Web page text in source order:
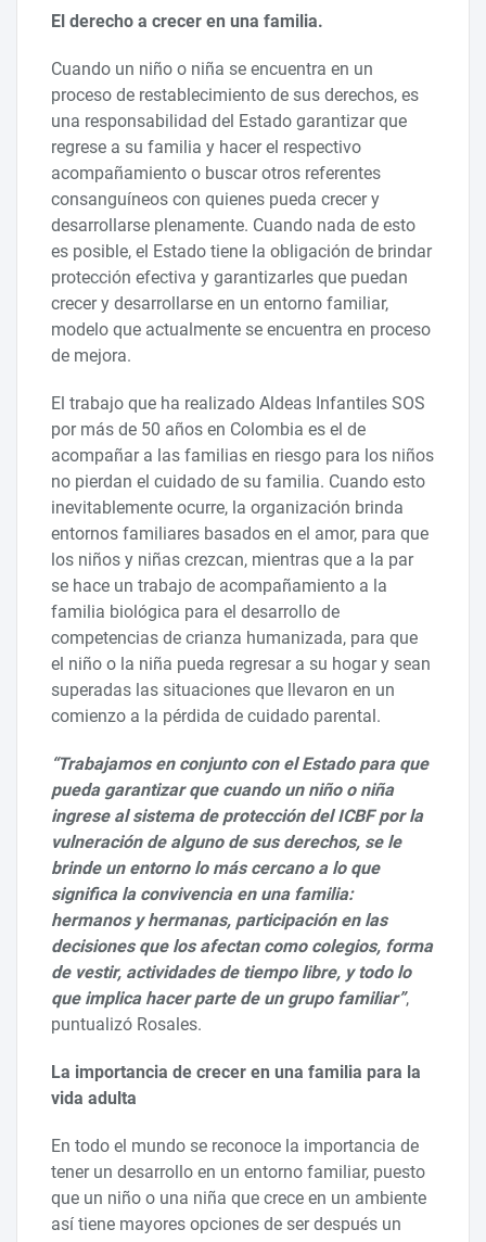
El derecho a crecer en una familia.
Cuando un niño o niña se encuentra en un
proceso de restablecimiento de sus derechos, es
una responsabilidad del Estado garantizar que
regrese a su familia y hacer el respectivo
acompañamiento o buscar otros referentes
consanguíneos con quienes pueda crecer y
desarrollarse plenamente. Cuando nada de esto
es posible, el Estado tiene la obligación de brindar
protección efectiva y garantizarles que puedan
crecer y desarrollarse en un entorno familiar,
modelo que actualmente se encuentra en proceso
de mejora.
El trabajo que ha realizado Aldeas Infantiles SOS
por más de 50 años en Colombia es el de
acompañar a las familias en riesgo para los niños
no pierdan el cuidado de su familia. Cuando esto
inevitablemente ocurre, la organización brinda
entornos familiares basados en el amor, para que
los niños y niñas crezcan, mientras que a la par
se hace un trabajo de acompañamiento a la
familia biológica para el desarrollo de
competencias de crianza humanizada, para que
el niño o la niña pueda regresar a su hogar y sean
superadas las situaciones que llevaron en un
comienzo a la pérdida de cuidado parental.
“Trabajamos en conjunto con el Estado para que
pueda garantizar que cuando un niño o niña
ingrese al sistema de protección del ICBF por la
vulneración de alguno de sus derechos, se le
brinde un entorno lo más cercano a lo que
significa la convivencia en una familia:
hermanos y hermanas, participación en las
decisiones que los afectan como colegios, forma
de vestir, actividades de tiempo libre, y todo lo
que implica hacer parte de un grupo familiar”,
puntualizó Rosales.
La importancia de crecer en una familia para la
vida adulta
En todo el mundo se reconoce la importancia de
tener un desarrollo en un entorno familiar, puesto
que un niño o una niña que crece en un ambiente
así tiene mayores opciones de ser después un